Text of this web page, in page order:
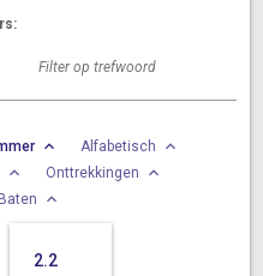
Alfabetisch
Onttrekkingen
Baten
2.2